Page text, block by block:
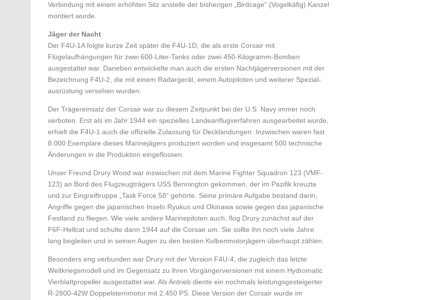
Verbindung mit einem erhöhten Sitz anstelle der bisherigen „Birdcage“ (Vogelkäfig) Kanzel
montiert wurde.
Jäger der Nacht
Der F4U-1A folgte kurze Zeit später die F4U-1D, die als erste Corsair mit
Flügelaufhängungen für zwei 600-Liter-Tanks oder zwei 450-Kilogramm-Bomben
ausgestattet war. Daneben entwickelte man auch die ersten Nacht­jägerversionen mit der
Bezeichnung F4U-2, die mit einem Radargerät, einem Auto­piloten und weiterer Spezial­
aus­rüstung versehen wurden.
Der Trägereinsatz der Corsair war zu diesem Zeitpunkt bei der U.S. Navy immer noch
verboten. Erst als im Jahr 1944 ein spezielles Landeanflugverfahren ausgearbeitet wurde,
erhielt die F4U-1 auch die offizielle Zulassung für Deck­landungen. Inzwischen waren fast
8.000 Exemplare dieses Marinejägers produziert worden und insgesamt 500 technische
Änderungen in die Produktion eingeflossen.
Unser Freund Drury Wood war inzwischen mit dem Marine Fighter Squadron 123 (VMF-
123) an Bord des Flugzeug­trägers USS Bennington gekommen, der im Pazifik kreuzte
und zur Eingreiftruppe „Task Force 58“ gehörte. Seine primäre Aufgabe bestand darin,
Angriffe gegen die japanischen Inseln Ryukus und Okinawa sowie gegen das japanische
Festland zu fliegen. Wie viele andere Marinepiloten auch, flog Drury zunächst auf der
F6F-Hellcat und schulte dann 1944 auf die Corsair um. Sie sollte ihn noch viele Jahre
lang begleiten und in seinen Augen zu den besten Kolben­motor­jägern überhaupt zählen.
Besonders eng verbunden war Drury mit der Version F4U-4, die zugleich das letzte
Weltkriegsmodell und im Gegen­satz zu ihren Vorgängerversionen mit einem Hydromatic
Vierblattpropeller ausgestattet war. Als Antrieb diente ein nochmals leistungsgesteigerter
R-2800-42W Doppelstern­motor mit 2.450 PS. Diese Version der Corsair wurde im